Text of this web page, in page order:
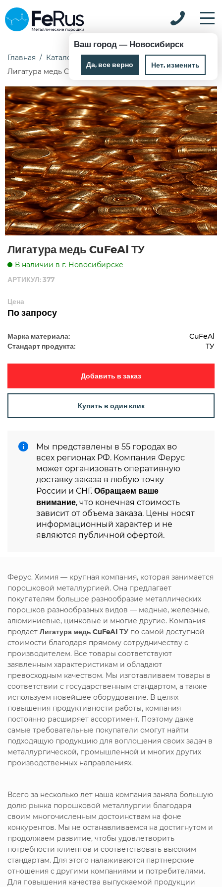
Ваш город — Новосибирск
Да, все верно Нет, изменить
Главная Каталог Лигатура
Лигатура медь
Лигатура медь CuFeAl ТУ
Лигатура медь CuFeAl ТУ
В наличии в г. Новосибирске
АРТИКУЛ: 377
Цена
По запросу
Марка материала: CuFeAl
Стандарт продукта: ТУ
Добавить в заказ
Купить в один клик
Мы представлены в 55 городах во
всех регионах РФ. Компания Ферус
может организовать оперативную
доставку заказа в любую точку
России и СНГ. Обращаем ваше
внимание, что конечная стоимость
зависит от объема заказа. Цены носят
информационный характер и не
являются публичной офертой.
Ферус. Химия — крупная компания, которая занимается
порошковой металлургией. Она предлагает
покупателям большое разнообразие металлических
порошков разнообразных видов — медные, железные,
алюминиевые, цинковые и многие другие. Компания
продает Лигатура медь CuFeAl ТУ по самой доступной
стоимости благодаря прямому сотрудничеству с
производителем. Все товары соответствуют
заявленным характеристикам и обладают
превосходным качеством. Мы изготавливаем товары в
соответствии с государственным стандартом, а также
используем новейшее оборудование. В целях
повышения продуктивности работы, компания
постоянно расширяет ассортимент. Поэтому даже
самые требовательные покупатели смогут найти
подходящую продукцию для воплощения своих задач в
металлургической, промышленной и многих других
производственных направлениях.
Всего за несколько лет наша компания заняла большую
долю рынка порошковой металлургии благодаря
своим многочисленным достоинствам на фоне
конкурентов. Мы не останавливаемся на достигнутом и
продолжаем развитие, чтобы удовлетворить
потребности клиентов и соответствовать высоким
стандартам. Для этого налаживаются партнерские
отношения с другими компаниями и потребителями.
Для повышения качества выпускаемой продукции